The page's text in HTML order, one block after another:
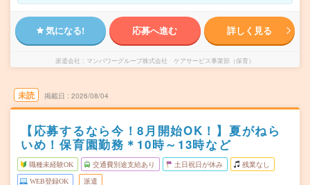
気になる! 応募へ進む 詳しく見る
派遣会社 マンパワーグループ株式会社 ケアサービス事業部（保育）
未読 掲載日 2026/08/04
【応募するなら今！8月開始OK！】夏がねら
いめ！保育園勤務＊10時～13時など
職種未経験OK 交通費別途支給あり 土日祝日が休み 残業なし
WEB登録OK 派遣